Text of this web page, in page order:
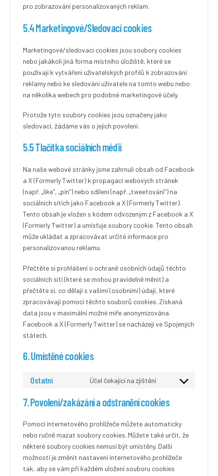
pro zobrazování personalizovaných reklam.
5.4 Marketingové/Sledovací cookies
Marketingové/sledovací cookies jsou soubory cookies
nebo jakákoli jiná forma místního úložiště, které se
používají k vytváření uživatelských profilů k zobrazování
reklamy nebo ke sledování uživatele na tomto webu nebo
na několika webech pro podobné marketingové účely.
Protože tyto soubory cookies jsou označeny jako
sledovací, žádáme vás o jejich povolení.
5.5 Tlačítka sociálních médií
Na naše webové stránky jsme zahrnuli obsah od Facebook
a X (Formerly Twitter) k propagaci webových stránek
(např. „like“, „pin“) nebo sdílení (např. „tweetování“) na
sociálních sítích jako Facebook a X (Formerly Twitter).
Tento obsah je vložen s kódem odvozeným z Facebook a X
(Formerly Twitter) a umísťuje soubory cookie. Tento obsah
může ukládat a zpracovávat určité informace pro
personalizovanou reklamu.
Přečtěte si prohlášení o ochraně osobních údajů těchto
sociálních sítí (které se mohou pravidelně měnit) a
přečtěte si, co dělají s vašimi (osobními) údaji, které
zpracovávají pomocí těchto souborů cookies. Získaná
data jsou v maximální možné míře anonymizována.
Facebook a X (Formerly Twitter) se nacházejí ve Spojených
státech.
6. Umístěné cookies
Ostatní Účel čekající na zjištění
Consent
service
7. Povolení/zakázání a odstranění cookies
Pomocí internetového prohlížeče můžete automaticky
nebo ručně mazat soubory cookies. Můžete také určit, že
některé soubory cookies nemusí být umístěny. Další
možností je změnit nastavení internetového prohlížeče
tak, aby se vám při každém uložení souboru cookies